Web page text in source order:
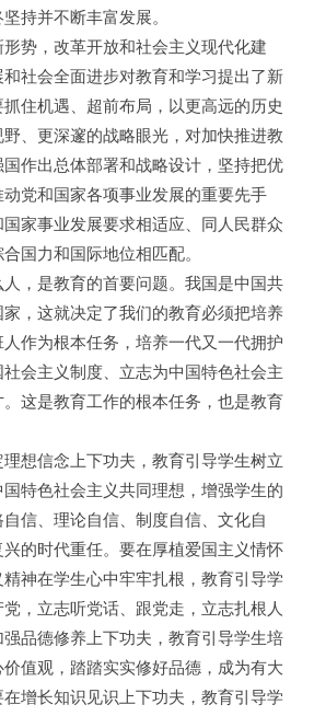
持并不断丰富发展。
势，改革开放和社会主义现代化建
社会全面进步对教育和学习提出了新
住机遇、超前布局，以更高远的历史
、更深邃的战略眼光，对加快推进教
作出总体部署和战略设计，坚持把优
党和国家各项事业发展的重要先手
家事业发展要求相适应、同人民群众
国力和国际地位相匹配。
，是教育的首要问题。我国是中国共
，这就决定了我们的教育必须把培养
作为根本任务，培养一代又一代拥护
会主义制度、立志为中国特色社会主
这是教育工作的根本任务，也是教育
想信念上下功夫，教育引导学生树立
特色社会主义共同理想，增强学生的
信、理论自信、制度自信、文化自
的时代重任。要在厚植爱国主义情怀
神在学生心中牢牢扎根，教育引导学
，立志听党话、跟党走，立志扎根人
品德修养上下功夫，教育引导学生培
值观，踏踏实实修好品德，成为有大
增长知识见识上下功夫，教育引导学